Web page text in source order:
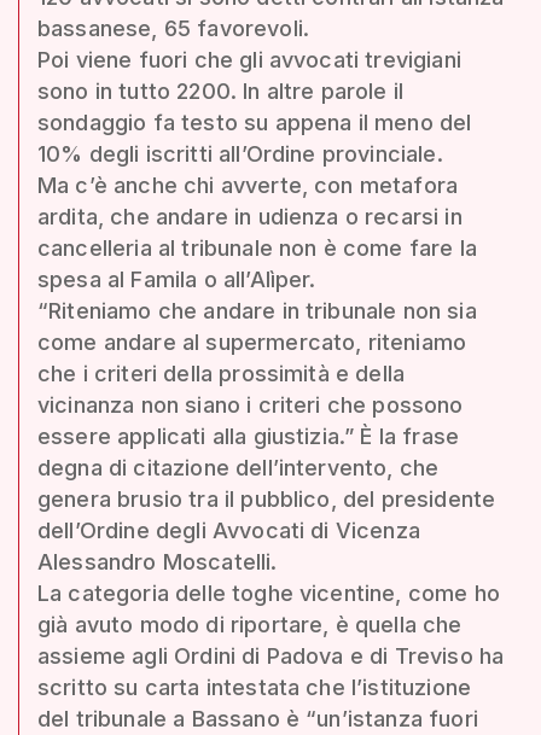
bassanese, 65 favorevoli.
Poi viene fuori che gli avvocati trevigiani
sono in tutto 2200. In altre parole il
sondaggio fa testo su appena il meno del
10% degli iscritti all’Ordine provinciale.
Ma c’è anche chi avverte, con metafora
ardita, che andare in udienza o recarsi in
cancelleria al tribunale non è come fare la
spesa al Famila o all’Alìper.
“Riteniamo che andare in tribunale non sia
come andare al supermercato, riteniamo
che i criteri della prossimità e della
vicinanza non siano i criteri che possono
essere applicati alla giustizia.” È la frase
degna di citazione dell’intervento, che
genera brusio tra il pubblico, del presidente
dell’Ordine degli Avvocati di Vicenza
Alessandro Moscatelli.
La categoria delle toghe vicentine, come ho
già avuto modo di riportare, è quella che
assieme agli Ordini di Padova e di Treviso ha
scritto su carta intestata che l’istituzione
del tribunale a Bassano è “un’istanza fuori